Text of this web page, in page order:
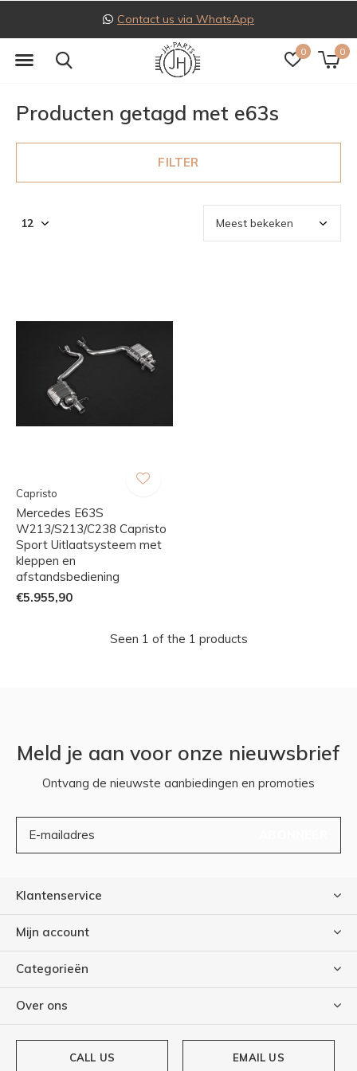
0 0
Contact us via WhatsApp
Producten getagd met e63s
FILTER
Capristo
Mercedes E63S
W213/S213/C238 Capristo
Sport Uitlaatsysteem met
kleppen en
afstandsbediening
€5.955,90
Seen 1 of the 1 products
Meld je aan voor onze nieuwsbrief
Ontvang de nieuwste aanbiedingen en promoties
Klantenservice
Mijn account
Categorieën
Over ons
CALL US EMAIL US